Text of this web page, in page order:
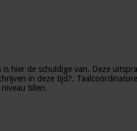
hier de schuldige van. Deze
in deze tijd?.
tillen.